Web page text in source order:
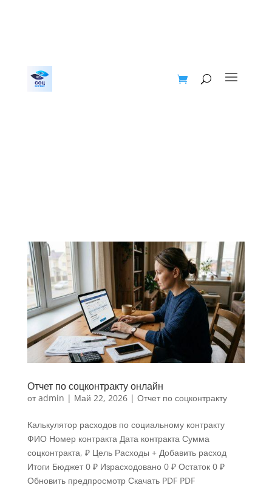
Отчет по соцконтракту онлайн
отadmin | Май 22, 2026| Отчет по соцконтракту
Калькулятор расходов по социальному контракту
ФИО Номер контракта Дата контракта Сумма
соцконтракта, ₽ Цель Расходы + Добавить расход
Итоги Бюджет 0 ₽ Израсходовано 0 ₽ Остаток 0 ₽
Обновить предпросмотр Скачать PDF PDF